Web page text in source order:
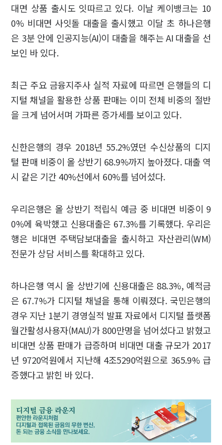
대면 상품 출시도 잇따르고 있다. 이날 케이뱅크는 10
0% 비대면 사잇돌 대출을 출시했고 이달 초 하나은행
은 3분 안에 인공지능(AI)이 대출을 해주는 AI 대출을 선
보인 바 있다.
최근 주요 금융지주사 실적 자료에 따르면 은행들의 디
지털 채널을 활용한 상품 판매는 이미 전체 비중의 절반
을 크게 넘어서며 가파른 증가세를 보이고 있다.
신한은행의 경우 2018년 55.2%였던 수신상품의 디지
털 판매 비중이 올 상반기 68.9%까지 높아졌다. 대출 역
시 같은 기간 40%선에서 60%를 넘어섰다.
우리은행은 올 상반기 적립식 예금 중 비대면 비중이 9
0%에 육박했고 신용대출은 67.3%를 기록했다. 우리은
행은 비대면 주택담보대출을 출시하고 자산관리(WM)
전문가 상담 서비스를 확대하고 있다.
하나은행 역시 올 상반기에 신용대출은 88.3%, 예적금
은 67.7%가 디지털 채널을 통해 이뤄졌다. 국민은행의
경우 지난 1분기 경영실적 발표 자료에서 디지털 플랫폼
월간활성사용자(MAU)가 800만명을 넘어섰다고 밝혔고
비대면 상품 판매가 급증하며 비대면 대출 규모가 2017
년 9720억원에서 지난해 4조5290억원으로 365.9% 급
증했다고 밝힌 바 있다.